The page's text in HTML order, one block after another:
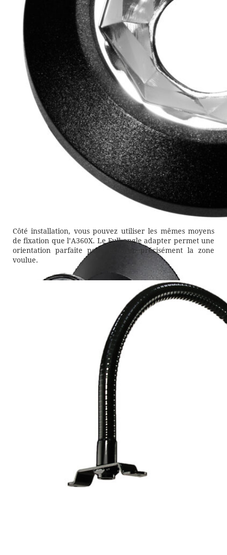
Côté installation, vous pouvez utiliser les mêmes moyens
de fixation que l’A360X. Le Full angle adapter permet une
orientation parfaite pour éclairer précisément la zone
voulue.